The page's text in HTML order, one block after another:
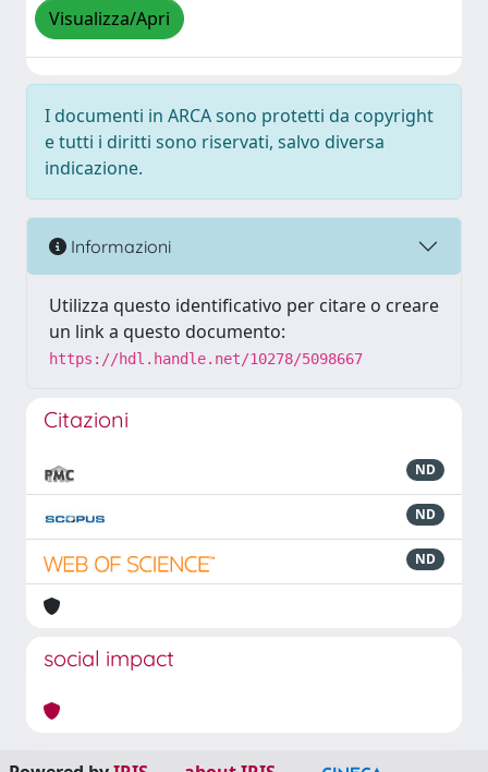
Visualizza/Apri
I documenti in ARCA sono protetti da copyright
e tutti i diritti sono riservati, salvo diversa
indicazione.
Informazioni
Utilizza questo identificativo per citare o creare
un link a questo documento:
https://hdl.handle.net/10278/5098667
Citazioni
ND
ND
ND
social impact